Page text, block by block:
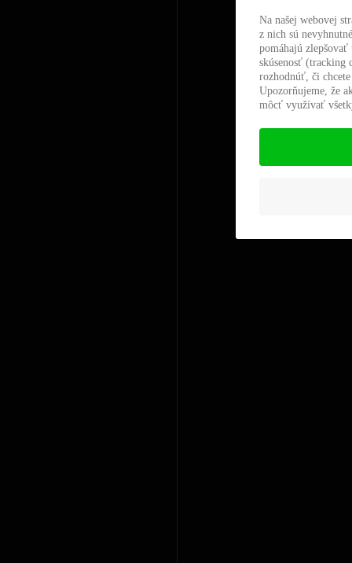
Na našej webovej
z nich sú
pomáhajú
skúsenosť (tracking
rozhodnúť, či
Upozorňujeme, že
môcť využívať